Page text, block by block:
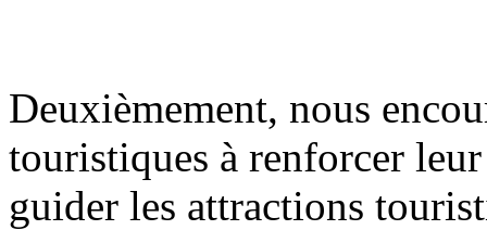
Deuxièmement, nous
touristiques à renforcer
guider les attractions